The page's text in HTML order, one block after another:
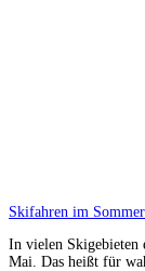
Skifahren im
In vielen Skigebieten
Mai. Das heißt für